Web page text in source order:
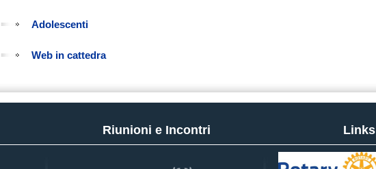
Adolescenti
Web in cattedra
Riunioni e Incontri Links